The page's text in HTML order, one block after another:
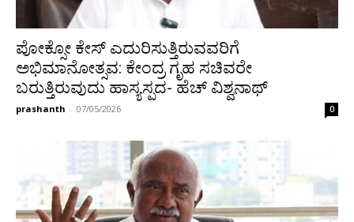
ಪೋಕ್ಸೋ ಕೇಸ್ ಎದುರಿಸುತ್ತಿರುವವರಿಗೆ
ಅಭಿಮಾನೋತ್ಸವ: ಕೇಂದ್ರ ಗೃಹ ಸಚಿವರೇ
ಬರುತ್ತಿರುವುದು ಹಾಸ್ಯಸ್ಪದ- ಹೆಚ್ ವಿಶ್ವನಾಥ್
prashanth - 07/05/2026 0